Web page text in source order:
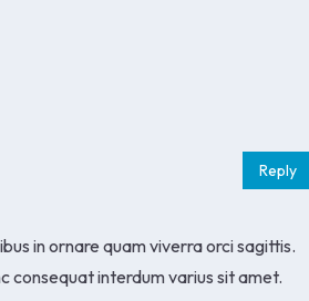
in ornare quam viverra orci sagittis.
consequat interdum varius sit amet.
Reply